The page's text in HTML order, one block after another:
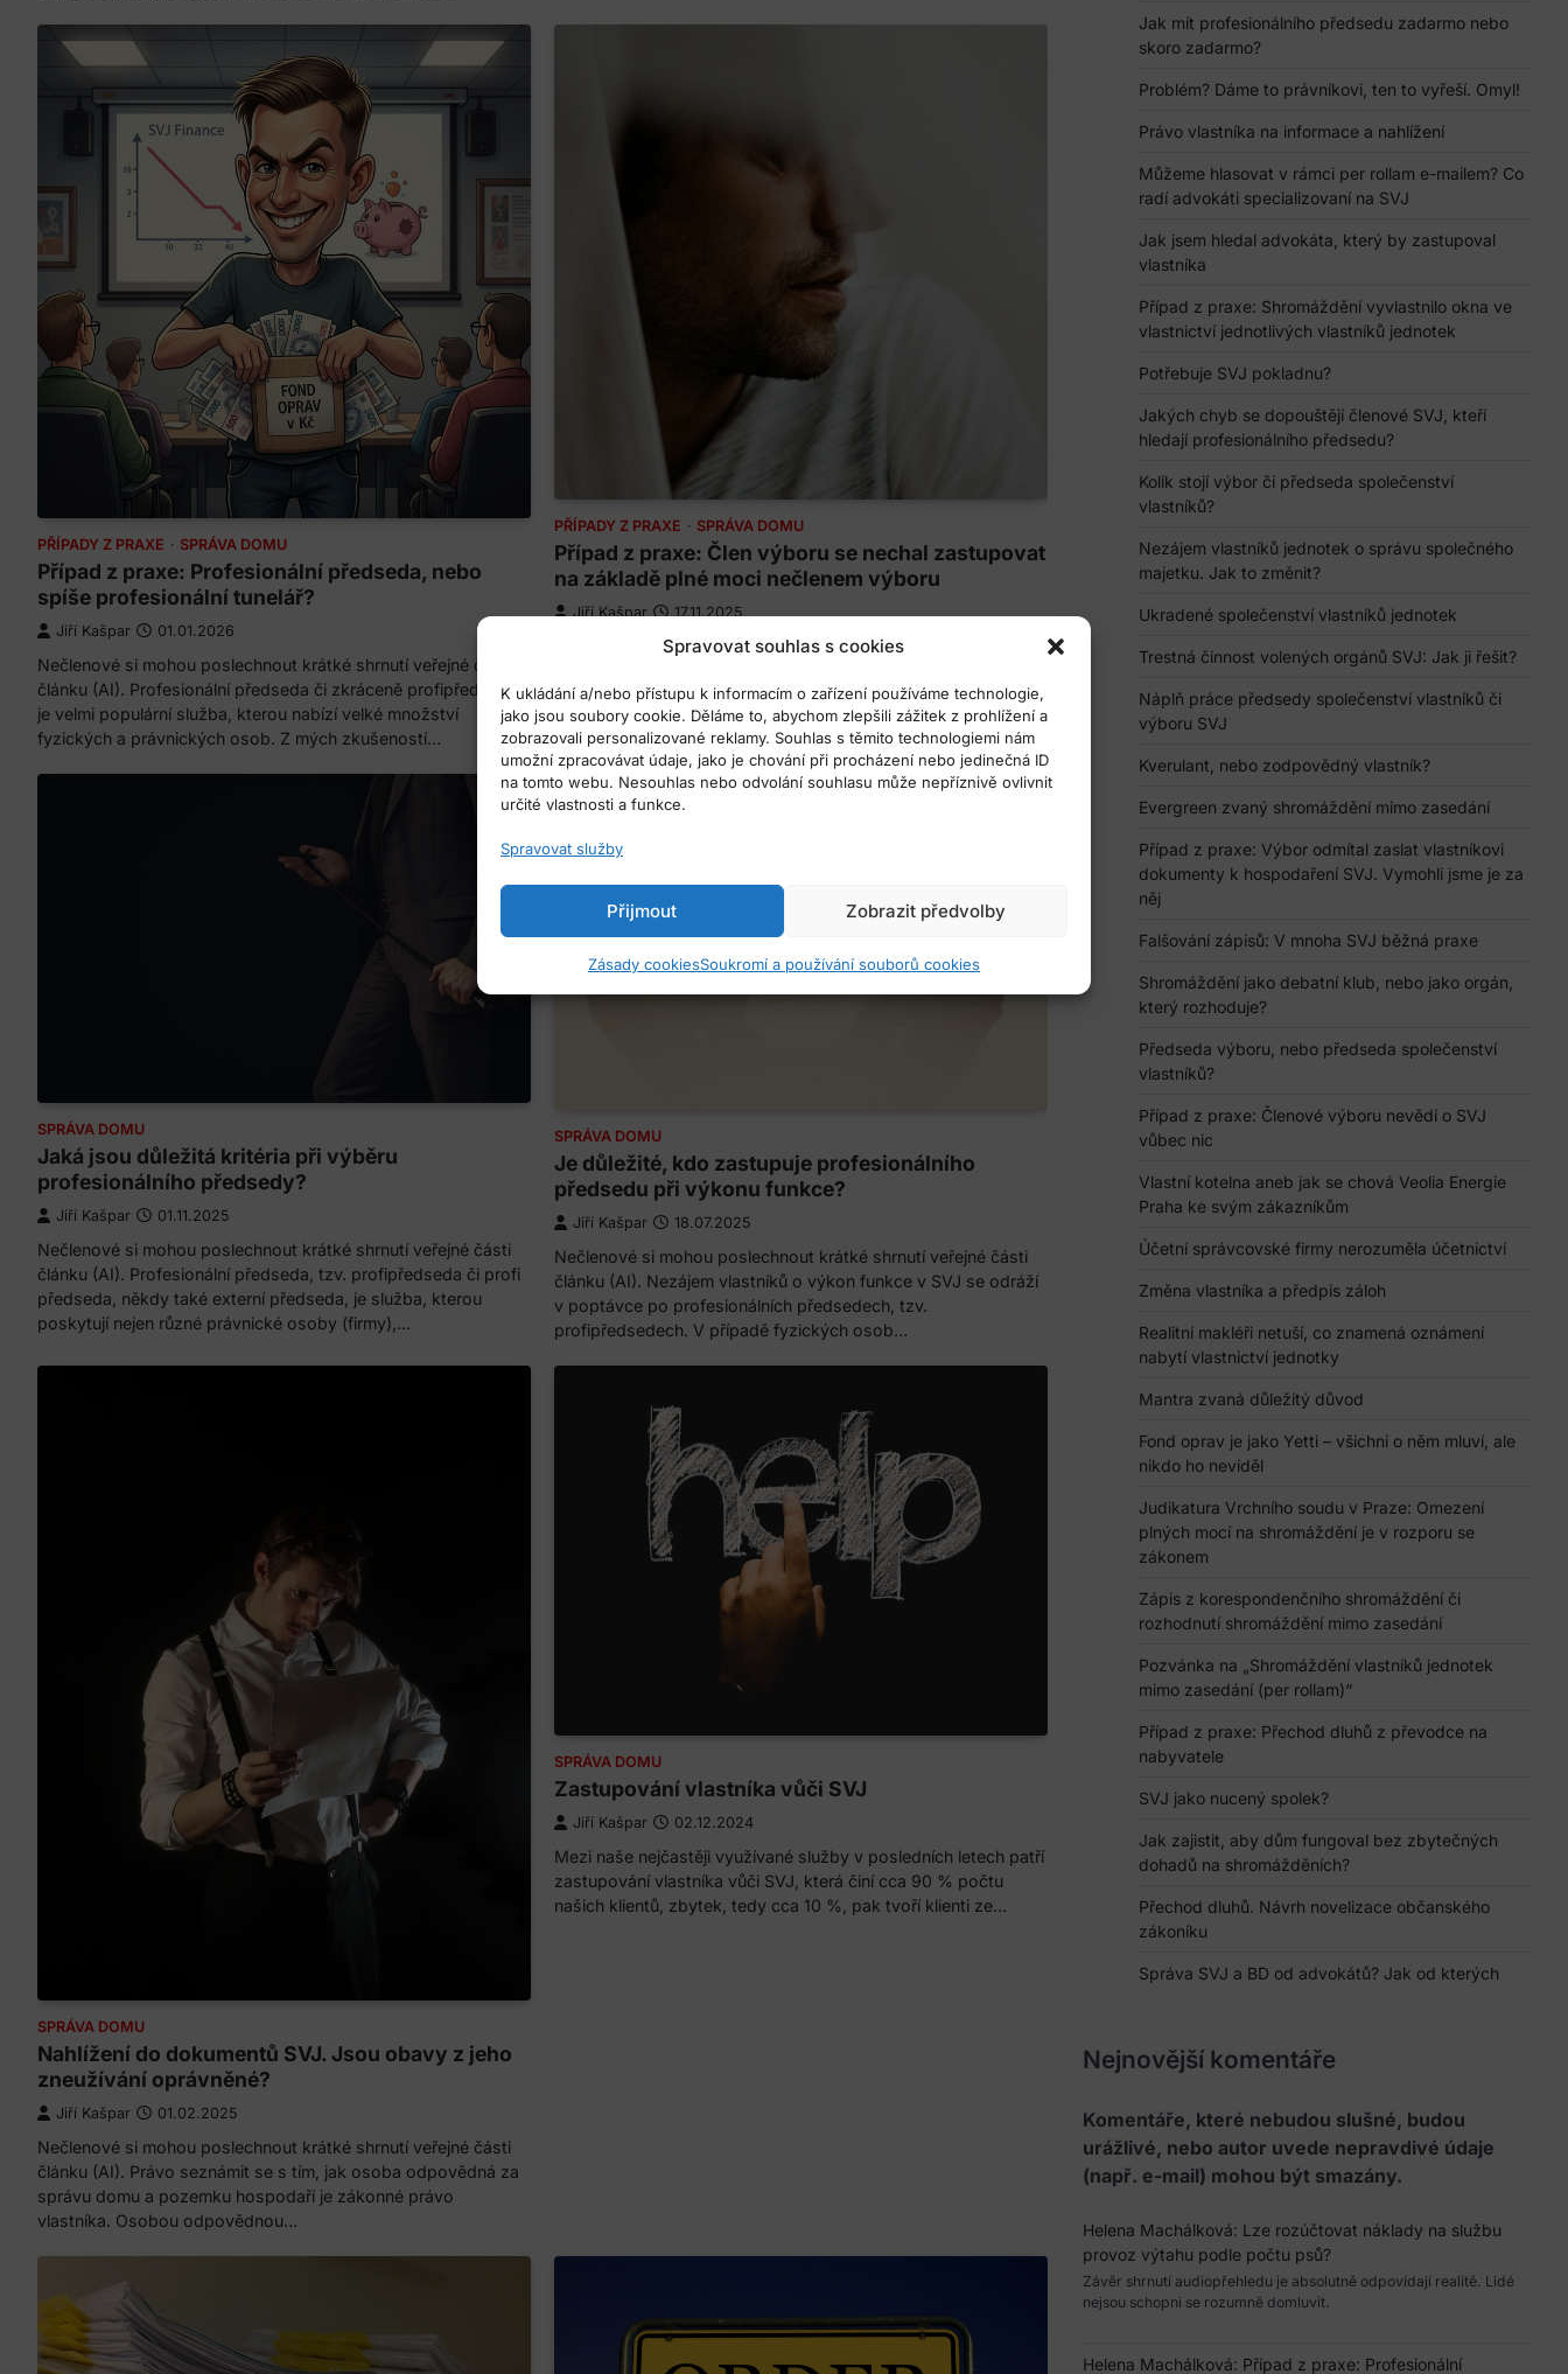
Spravovat souhlas s cookies
K ukládání a/nebo přístupu k informacím o zařízení používáme technologie,
jako jsou soubory cookie. Děláme to, abychom zlepšili zážitek z prohlížení a
zobrazovali personalizované reklamy. Souhlas s těmito technologiemi nám
umožní zpracovávat údaje, jako je chování při procházení nebo jedinečná ID
na tomto webu. Nesouhlas nebo odvolání souhlasu může nepříznivě ovlivnit
určité vlastnosti a funkce.
Spravovat služby
Přijmout Zobrazit předvolby
Zásady cookiesSoukromí a používání souborů cookies
PŘÍPADY Z PRAXE SPRÁVA DOMU
Případ z praxe: Profesionální předseda, nebo
spíše profesionální tunelář?
Jiří Kašpar 01.01.2026
Nečlenové si mohou poslechnout krátké shrnutí veřejné části
článku (AI). Profesionální předseda či zkráceně profipředseda
je velmi populární služba, kterou nabízí velké množství
fyzických a právnických osob. Z mých zkušeností…
PŘÍPADY Z PRAXE SPRÁVA DOMU
Případ z praxe: Člen výboru se nechal zastupovat
na základě plné moci nečlenem výboru
Jiří Kašpar 17.11.2025
Nečlenové si mohou poslechnout krátké shrnutí veřejné části
nemají potřebné znalosti. U tzv. amatérských výborů to není
překvapivé, ale u…
SPRÁVA DOMU
Jaká jsou důležitá kritéria při výběru
profesionálního předsedy?
Jiří Kašpar 01.11.2025
Nečlenové si mohou poslechnout krátké shrnutí veřejné části
článku (AI). Profesionální předseda, tzv. profipředseda či profi
předseda, někdy také externí předseda, je služba, kterou
poskytují nejen různé právnické osoby (firmy),…
SPRÁVA DOMU
Je důležité, kdo zastupuje profesionálního
předsedu při výkonu funkce?
Jiří Kašpar 18.07.2025
Nečlenové si mohou poslechnout krátké shrnutí veřejné části
článku (AI). Nezájem vlastníků o výkon funkce v SVJ se odráží
v poptávce po profesionálních předsedech, tzv.
profipředsedech. V případě fyzických osob…
SPRÁVA DOMU
Nahlížení do dokumentů SVJ. Jsou obavy z jeho
zneužívání oprávněné?
Jiří Kašpar 01.02.2025
Nečlenové si mohou poslechnout krátké shrnutí veřejné části
článku (AI). Právo seznámit se s tím, jak osoba odpovědná za
správu domu a pozemku hospodaří je zákonné právo
vlastníka. Osobou odpovědnou…
SPRÁVA DOMU
Zastupování vlastníka vůči SVJ
Jiří Kašpar 02.12.2024
Mezi naše nejčastěji využívané služby v posledních letech patří
zastupování vlastníka vůči SVJ, která činí cca 90 % počtu
našich klientů, zbytek, tedy cca 10 %, pak tvoří klienti ze…
Jak mít profesionálního předsedu zadarmo nebo
skoro zadarmo?
Problém? Dáme to právníkovi, ten to vyřeší. Omyl!
Právo vlastníka na informace a nahlížení
Můžeme hlasovat v rámci per rollam e-mailem? Co
radí advokáti specializovaní na SVJ
Jak jsem hledal advokáta, který by zastupoval
vlastníka
Případ z praxe: Shromáždění vyvlastnilo okna ve
vlastnictví jednotlivých vlastníků jednotek
Potřebuje SVJ pokladnu?
Jakých chyb se dopouštějí členové SVJ, kteří
hledají profesionálního předsedu?
Kolik stojí výbor či předseda společenství
vlastníků?
Nezájem vlastníků jednotek o správu společného
majetku. Jak to změnit?
Ukradené společenství vlastníků jednotek
Trestná činnost volených orgánů SVJ: Jak ji řešit?
Náplň práce předsedy společenství vlastníků či
výboru SVJ
Kverulant, nebo zodpovědný vlastník?
Evergreen zvaný shromáždění mimo zasedání
Případ z praxe: Výbor odmítal zaslat vlastníkovi
dokumenty k hospodaření SVJ. Vymohli jsme je za
něj
Falšování zápisů: V mnoha SVJ běžná praxe
Shromáždění jako debatní klub, nebo jako orgán,
který rozhoduje?
Předseda výboru, nebo předseda společenství
vlastníků?
Případ z praxe: Členové výboru nevědí o SVJ
vůbec nic
Vlastní kotelna aneb jak se chová Veolia Energie
Praha ke svým zákazníkům
Účetní správcovské firmy nerozuměla účetnictví
Změna vlastníka a předpis záloh
Realitní makléři netuší, co znamená oznámení
nabytí vlastnictví jednotky
Mantra zvaná důležitý důvod
Fond oprav je jako Yetti – všichni o něm mluví, ale
nikdo ho neviděl
Judikatura Vrchního soudu v Praze: Omezení
plných mocí na shromáždění je v rozporu se
zákonem
Zápis z korespondenčního shromáždění či
rozhodnutí shromáždění mimo zasedání
Pozvánka na „Shromáždění vlastníků jednotek
mimo zasedání (per rollam)“
Případ z praxe: Přechod dluhů z převodce na
nabyvatele
SVJ jako nucený spolek?
Jak zajistit, aby dům fungoval bez zbytečných
dohadů na shromážděních?
Přechod dluhů. Návrh novelizace občanského
zákoníku
Správa SVJ a BD od advokátů? Jak od kterých
Nejnovější komentáře
Komentáře, které nebudou slušné, budou
urážlivé, nebo autor uvede nepravdivé údaje
(např. e-mail) mohou být smazány.
Helena Machálková: Lze rozúčtovat náklady na službu
provoz výtahu podle počtu psů?
Závěr shrnutí audiopřehledu je absolutně odpovídají realitě. Lidé
nejsou schopni se rozumně domluvit.
Helena Machálková: Případ z praxe: Profesionální